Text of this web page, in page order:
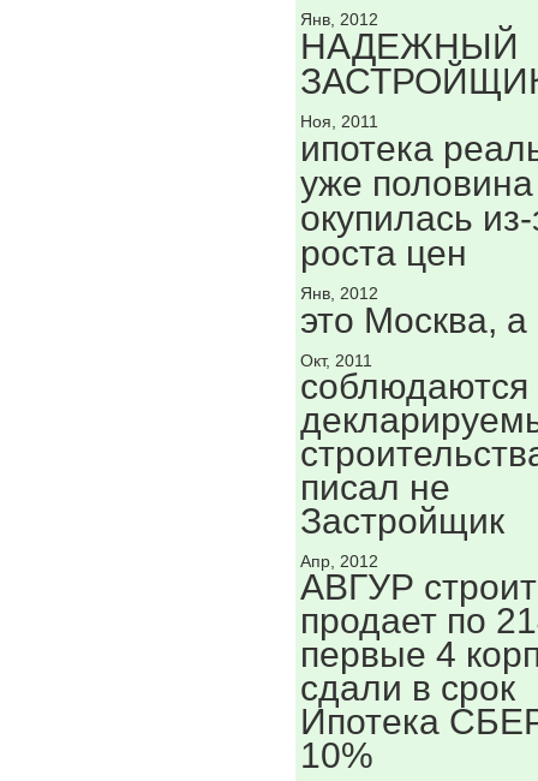
Янв, 2012
НАДЕЖНЫЙ
Ноя, 2011
ипотека
уже
окупилась
роста цен
Янв, 2012
это Москва,
Окт, 2011
соблюдаются
писал не
Застройщик
Апр, 2012
АВГУР
продает по
первые 4
сдали в срок
Ипотека
10%